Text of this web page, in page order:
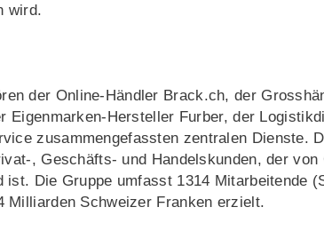
wird.
der Online-Händler Brack.ch, der
Eigenmarken-Hersteller Furber, der
zusammengefassten zentralen Dienste.
, Geschäfts- und Handelskunden, der
ist. Die Gruppe umfasst 1314 Mitarbeitende
Milliarden Schweizer Franken erzielt.